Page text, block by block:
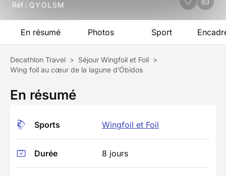
Réf : QYOLSM
En résumé Photos Sport
Decathlon Travel > Séjour Wingfoil et Foil >
Wing foil au cœur de la lagune d’Óbidos
En résumé
Sports Wingfoil et Foil
Durée 8 jours